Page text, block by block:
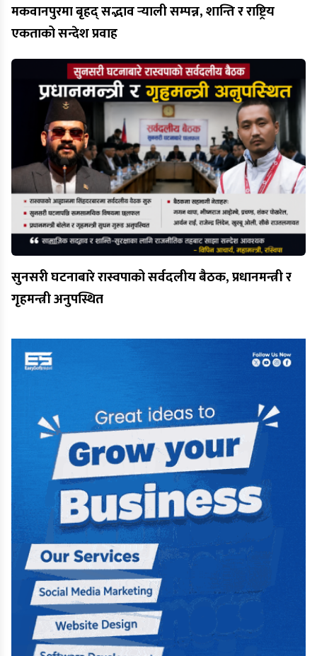
मकवानपुरमा बृहद् सद्भाव र्‍याली सम्पन्न, शान्ति र राष्ट्रिय
एकताको सन्देश प्रवाह
सुनसरी घटनाबारे रास्वपाको सर्वदलीय बैठक, प्रधानमन्त्री र
गृहमन्त्री अनुपस्थित